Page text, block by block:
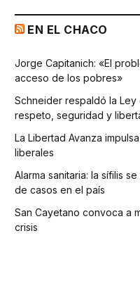
EN EL CHACO
Jorge Capitanich: «El
acceso de los pobres»
Schneider respaldó la
respeto, seguridad y
La Libertad Avanza
liberales
Alarma sanitaria: la sífilis
de casos en el país
San Cayetano convoca a
crisis